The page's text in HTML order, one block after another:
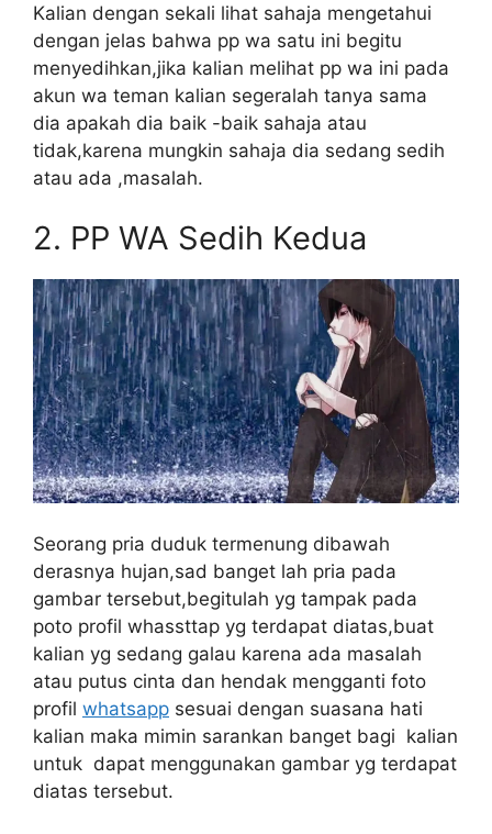
Kalian dengan sekali lihat sahaja mengetahui
dengan jelas bahwa pp wa satu ini begitu
menyedihkan,jika kalian melihat pp wa ini pada
akun wa teman kalian segeralah tanya sama
dia apakah dia baik -baik sahaja atau
tidak,karena mungkin sahaja dia sedang sedih
atau ada ,masalah.
2. PP WA Sedih Kedua
Seorang pria duduk termenung dibawah
derasnya hujan,sad banget lah pria pada
gambar tersebut,begitulah yg tampak pada
poto profil whassttap yg terdapat diatas,buat
kalian yg sedang galau karena ada masalah
atau putus cinta dan hendak mengganti foto
profil whatsapp sesuai dengan suasana hati
kalian maka mimin sarankan banget bagi kalian
untuk dapat menggunakan gambar yg terdapat
diatas tersebut.